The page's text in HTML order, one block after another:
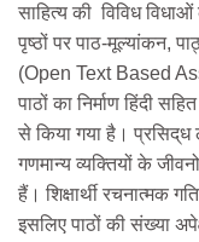
साहित्य की विविध
पृष्‍ठों पर पाठ-मूल्यांकन,
(Open Text Based
पाठों का निर्माण हिंदी
से किया गया है।
गणमान्य व्यक्तियों के
हैं। शिक्षार्थी रचनात्मक
इसलिए पाठों की संख्या